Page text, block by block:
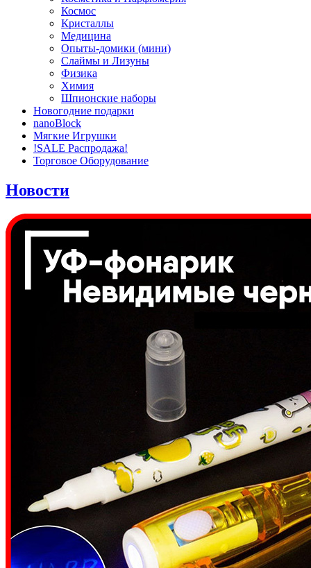
Космос
Кристаллы
Медицина
Опыты-домики (мини)
Слаймы и Лизуны
Физика
Химия
Шпионские наборы
Новогодние подарки
nanoBlock
Мягкие Игрушки
!SALE Распродажа!
Торговое Оборудование
Новости